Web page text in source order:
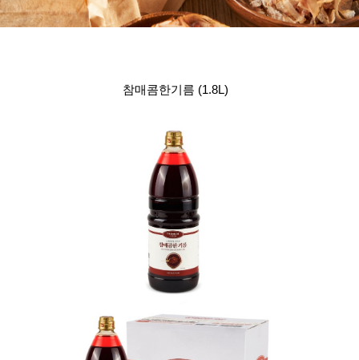
참매콤한기름 (1.8L)